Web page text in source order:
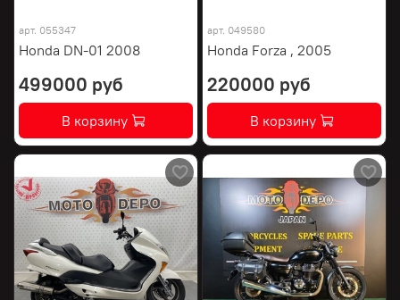
арт. 055347
Honda DN-01 2008
499000 руб
В корзину
арт. 049580
Honda Forza , 2005
220000 руб
В корзину